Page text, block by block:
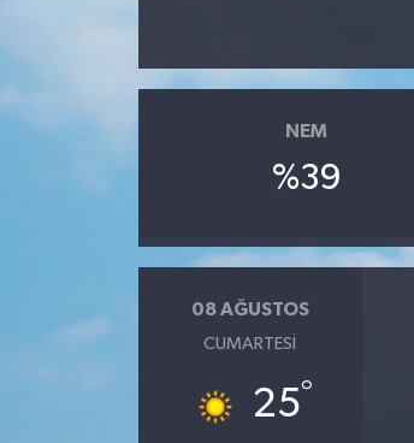
NEM
%39
08 AĞUSTOS
CUMARTESI
25°